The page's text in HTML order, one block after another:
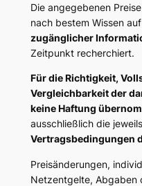
Die angegebenen
nach bestem Wissen
zugänglicher
Zeitpunkt recherchiert.
Für die Richtigkeit,
Vergleichbarkeit der
keine Haftung
ausschließlich die jeweils
Vertragsbedingungen
Preisänderungen,
Netzentgelte, Abgaben